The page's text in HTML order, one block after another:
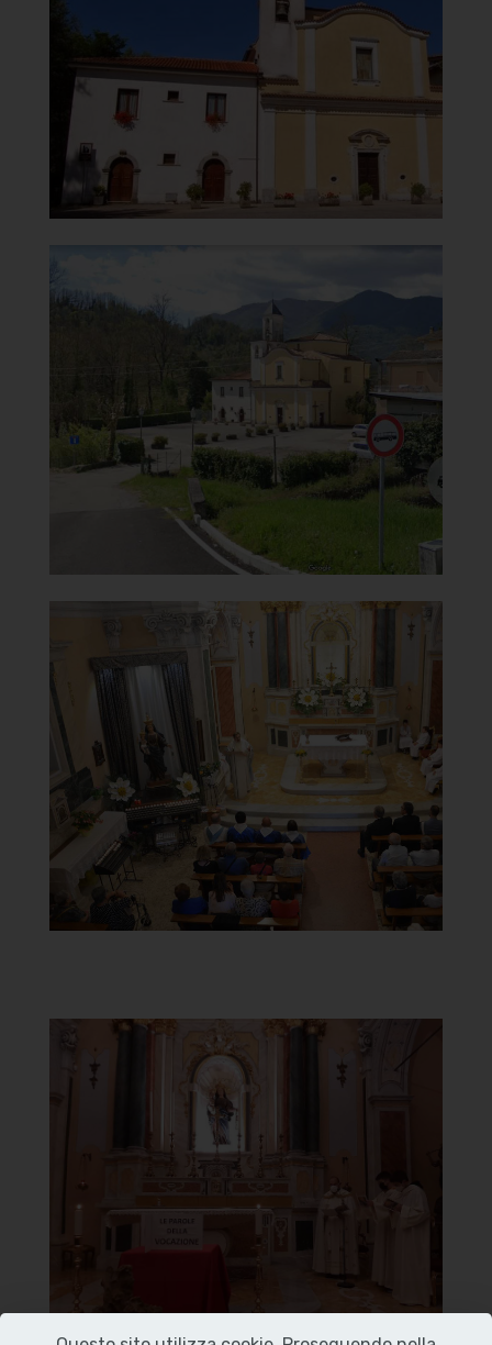
Chiesa e casa parrocchiale
Clicca per ingrandire
]
Chiesa di Santa Maria del
Carmine
Vista panoramica
[
Clicca per ingrandire
]
Chiesa di Santa Maria del
Carmine ovunque
Interno visto dall'alto
[
Clicca per ingrandire
Chiesa di Santa Maria del
Carmine
Altare
Clicca per ingrandire